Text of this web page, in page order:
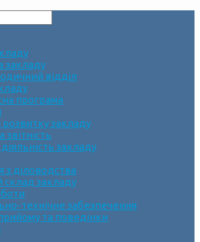
закладу
відділ
програма
розвитку закладу
звітність
закладу
з діловодства
склад закладу
технічне забезпечення
та поведінки